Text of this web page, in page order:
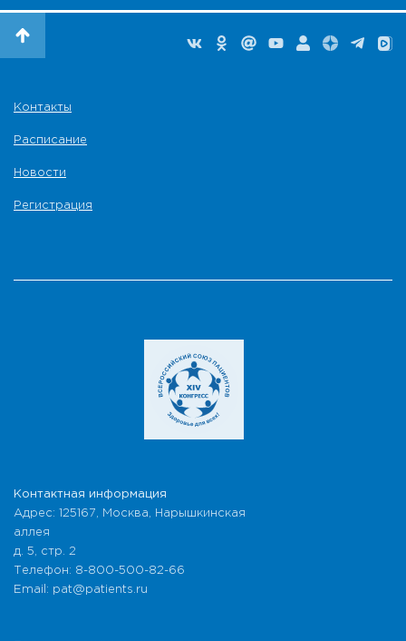
Контакты
Расписание
Новости
Регистрация
Контактная информация
Адрес: 125167, Москва, Нарышкинская
аллея
д. 5, стр. 2
Телефон: 8-800-500-82-66
Email: pat@patients.ru